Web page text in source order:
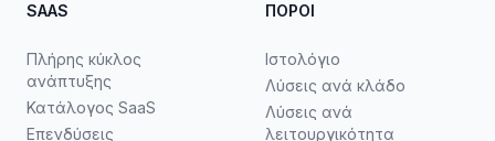
SAAS
Πλήρης κύκλος
ανάπτυξης
Κατάλογος SaaS
Επενδύσεις
ΠΌΡΟΙ
Ιστολόγιο
Λύσεις ανά κλάδο
Λύσεις ανά
λειτουργικότητα